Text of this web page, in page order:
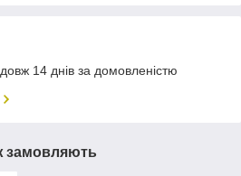
14 днів за домовленістю
замовляють